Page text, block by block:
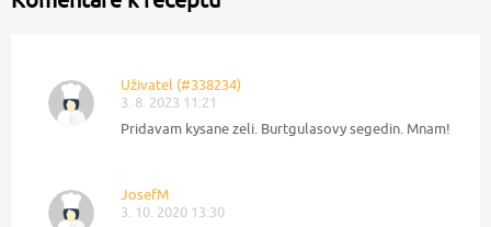
Uživatel (#338234)
3. 8. 2023 11:21
Pridavam kysane zeli. Burtgulasovy segedin. Mnam!
JosefM
3. 10. 2020 13:30